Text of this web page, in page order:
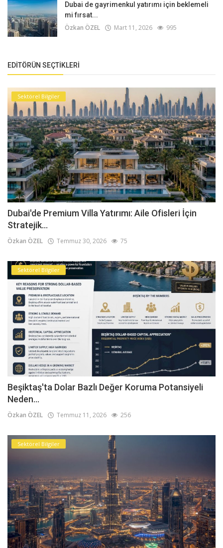
Dubai de gayrimenkul yatırımı için beklemeli
mi fırsat...
Özkan ÖZEL Mart 11, 2026 995
EDITÖRÜN SEÇTIKLERI
Sektörel Bilgiler
Dubai'de Premium Villa Yatırımı: Aile Ofisleri İçin
Stratejik...
Özkan ÖZEL Temmuz 30, 2026 75
Sektörel Bilgiler
Beşiktaş'ta Dolar Bazlı Değer Koruma Potansiyeli
Neden...
Özkan ÖZEL Temmuz 11, 2026 256
Sektörel Bilgiler